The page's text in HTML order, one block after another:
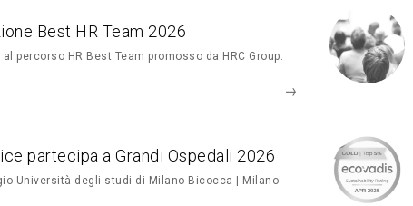
Best HR Team 2026
percorso HR Best Team promosso da HRC Group.
partecipa a Grandi Ospedali 2026
Università degli studi di Milano Bicocca | Milano